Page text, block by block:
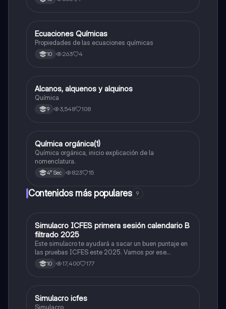
Química
Ecuaciones Químicas
Propiedades de las ecuaciones químicas
10 263 4
Química
Alcanos, alquenos y alquinos
Química
9 3,548 108
Química
Química orgánica(1)
Química orgánica, inicio explicación de la
nomenclatura.
4° Sec 823 15
Contenidos más populares 9
ICFES: Matemáticas
Simulacro ICFES primera sesión calendario B
filtrado 2025
Este simulacro te ayudará a sacar un buen puntaje en
las pruebas ICFES este 2025. Vamos por ese
500/500. Y poder ser admitido en la universidad que
quieras, estudiar la carrera que quieres y no la que te
10 17,400 177
ICFES: Lectura Crítica
Simulacro icfes
Simulacro